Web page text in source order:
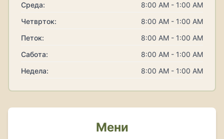
Среда:
8:00 AM - 1:00 AM
Четврток:
8:00 AM - 1:00 AM
Петок:
8:00 AM - 1:00 AM
Сабота:
8:00 AM - 1:00 AM
Недела:
8:00 AM - 1:00 AM
Мени